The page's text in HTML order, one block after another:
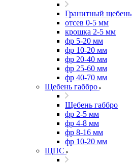
Гранитный щебень
отсев 0-5 мм
крошка 2-5 мм
фр 5-20 мм
фр 10-20 мм
фр 20-40 мм
фр 25-60 мм
фр 40-70 мм
Щебень габбро
Щебень габбро
фр 2-5 мм
фр 4-8 мм
фр 8-16 мм
фр 10-20 мм
ЩПС